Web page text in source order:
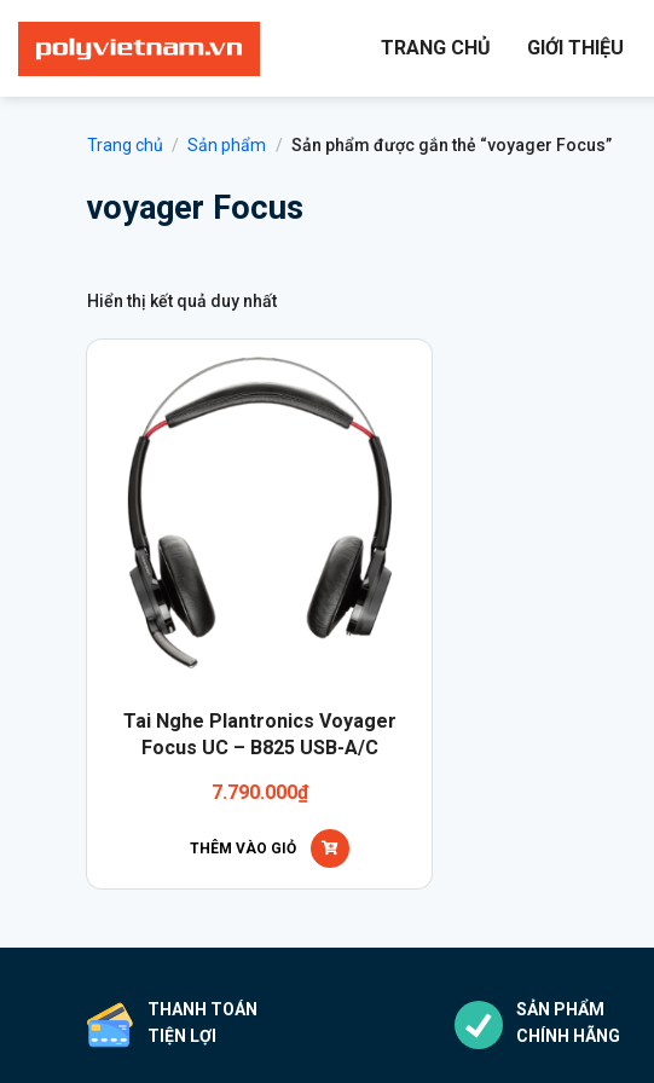
nội
dung
TRANG CHỦ GIỚI THIỆU
Trang chủ / Sản phẩm / Sản phẩm được gắn thẻ “voyager Focus”
voyager Focus
Hiển thị kết quả duy nhất
Tai Nghe Plantronics Voyager
Focus UC – B825 USB-A/C
7.790.000₫
THÊM VÀO GIỎ
THANH TOÁN
TIỆN LỢI
SẢN PHẨM
CHÍNH HÃNG